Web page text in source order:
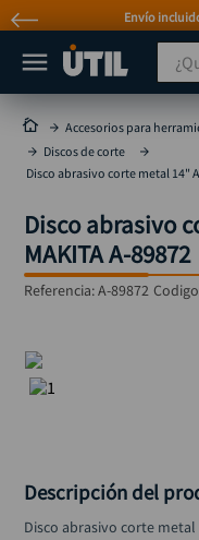
Envío incluido a nivel
¿Qué
Accesorios para
Discos de corte
Disco abrasivo corte metal 14"
Disco abrasivo
MAKITA A-89872
Referencia:A-89872
Descripción del
Disco abrasivo corte metal
MÁS
taladro
compresor
mototool
sierra circular
llave impacto
taladro inalámbrico